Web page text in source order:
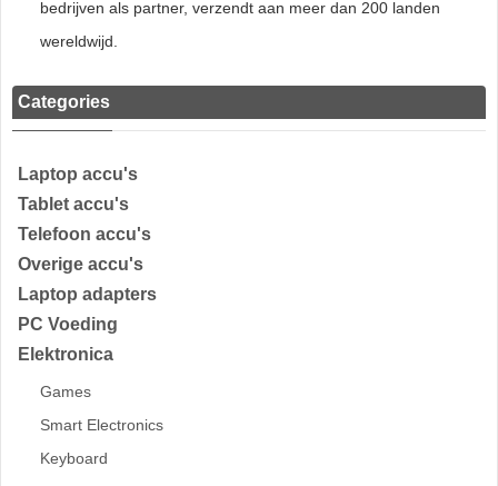
bedrijven als partner, verzendt aan meer dan 200 landen
wereldwijd.
Categories
Laptop accu's
Tablet accu's
Telefoon accu's
Overige accu's
Laptop adapters
PC Voeding
Elektronica
Games
Smart Electronics
Keyboard